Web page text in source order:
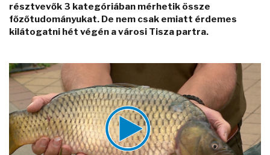
résztvevők 3 kategóriában mérhetik össze
főzőtudományukat. De nem csak emiatt érdemes
kilátogatni hét végén a városi Tisza partra.
Video
Player